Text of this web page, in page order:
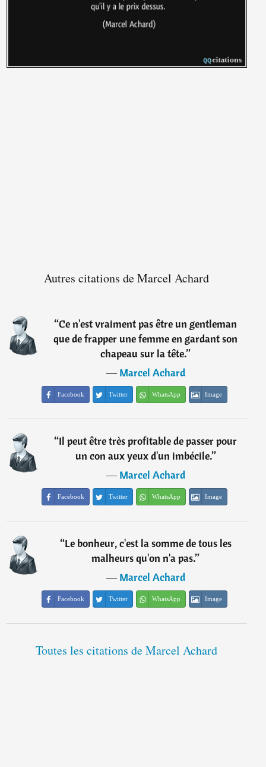
Autres citations de Marcel Achard
“Ce n'est vraiment pas être un gentleman
que de frapper une femme en gardant son
chapeau sur la tête.”
―Marcel Achard
Facebook Twitter WhatsApp Image
“Il peut être très profitable de passer pour
un con aux yeux d'un imbécile.”
―Marcel Achard
Facebook Twitter WhatsApp Image
“Le bonheur, c'est la somme de tous les
malheurs qu'on n'a pas.”
―Marcel Achard
Facebook Twitter WhatsApp Image
Toutes les citations de Marcel Achard